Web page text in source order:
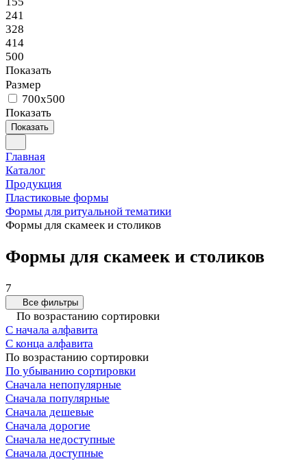
241
328
414
500
Показать
Размер
700х500
Показать
Показать
Главная
Каталог
Продукция
Пластиковые формы
Формы для ритуальной тематики
Формы для скамеек и столиков
Формы для скамеек и столиков
7
Все фильтры
По возрастанию сортировки
С начала алфавита
С конца алфавита
По возрастанию сортировки
По убыванию сортировки
Сначала непопулярные
Сначала популярные
Сначала дешевые
Сначала дорогие
Сначала недоступные
Сначала доступные